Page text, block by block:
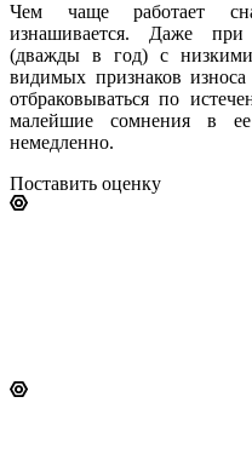
Чем чаще работает
изнашивается. Даже при
(дважды в год) с
видимых признаков
отбраковываться по
малейшие сомнения в
немедленно.
Поставить оценку